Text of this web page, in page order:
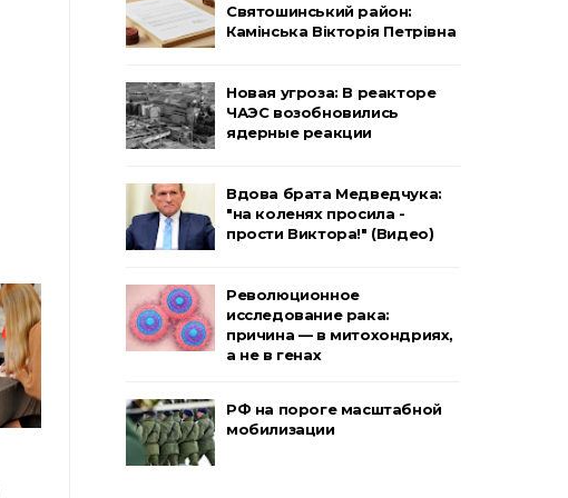
Святошинський район:
Камінська Вікторія Петрівна
Новая угроза: В реакторе
ЧАЭС возобновились
ядерные реакции
Вдова брата Медведчука:
"на коленях просила -
прости Виктора!" (Видео)
Революционное
исследование рака:
причина — в митохондриях,
а не в генах
РФ на пороге масштабной
мобилизации